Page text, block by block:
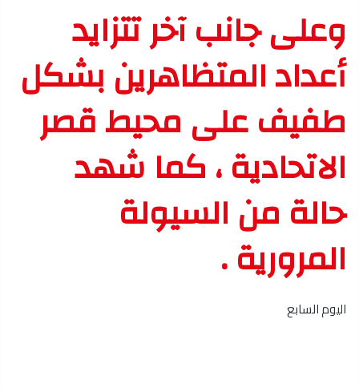
وعلى جانب آخر تتزايد
أعداد المتظاهرين بشكل
طفيف على محيط قصر
الاتحادية ، كما شهد
حالة من السيولة
المرورية .
اليوم السابع